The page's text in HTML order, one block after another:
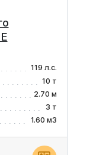
119 л.с.
10 т
2.70 м
3 т
1.60 м3